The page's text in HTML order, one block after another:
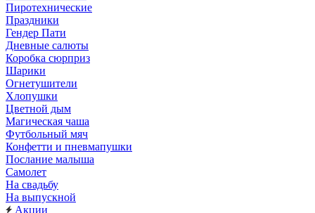
Пиротехнические
Праздники
Гендер Пати
Дневные салюты
Коробка сюрприз
Шарики
Огнетушители
Хлопушки
Цветной дым
Магическая чаша
Футбольный мяч
Конфетти и пневмапушки
Послание малыша
Самолет
На свадьбу
На выпускной
Акции